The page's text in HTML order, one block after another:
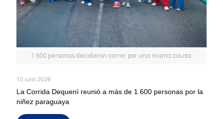
1.600 personas decidieron correr por una misma causa.
10 julio 2026
La Corrida Dequení reunió a más de 1.600 personas por la
niñez paraguaya